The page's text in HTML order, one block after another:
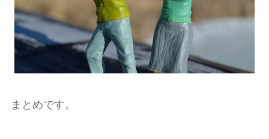
まとめです。